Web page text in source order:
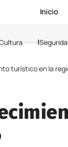
Inicio
turístico en la